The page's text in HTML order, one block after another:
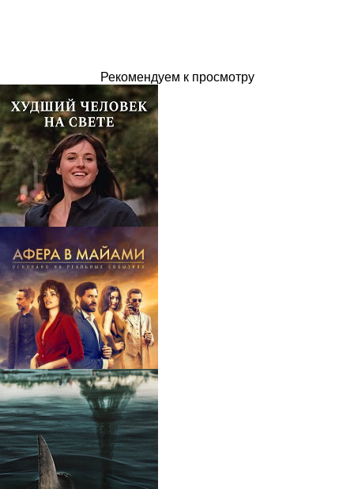
Рекомендуем к просмотру